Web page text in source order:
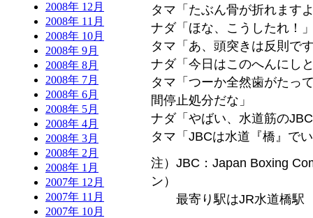
2008年 12月
2008年 11月
2008年 10月
2008年 9月
2008年 8月
2008年 7月
2008年 6月
2008年 5月
2008年 4月
2008年 3月
2008年 2月
2008年 1月
2007年 12月
2007年 11月
2007年 10月
タマ「たぶん骨が折れます
ナダ「ほな、こうしたれ！
タマ「あ、頭突きは反則で
ナダ「今日はこのへんにし
タマ「つーか全然歯がたっ
間停止処分だな」
ナダ「やばい、水道筋の
タマ「JBCは水道『橋』で
注）JBC：Japan Boxing
ン）
最寄り駅はJR水道橋駅